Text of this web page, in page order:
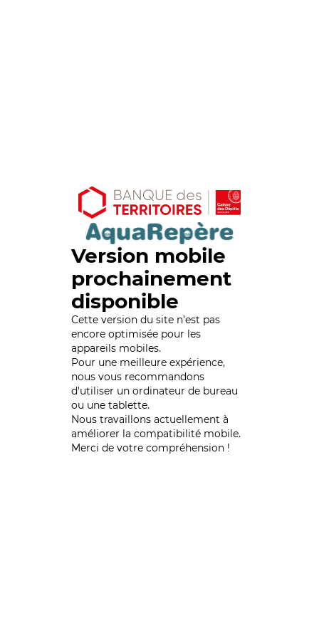
Version mobile
prochainement
disponible
Cette version du site n’est pas
encore optimisée pour les
appareils mobiles.
Pour une meilleure expérience,
nous vous recommandons
d'utiliser un ordinateur de bureau
ou une tablette.
Nous travaillons actuellement à
améliorer la compatibilité mobile.
Merci de votre compréhension !